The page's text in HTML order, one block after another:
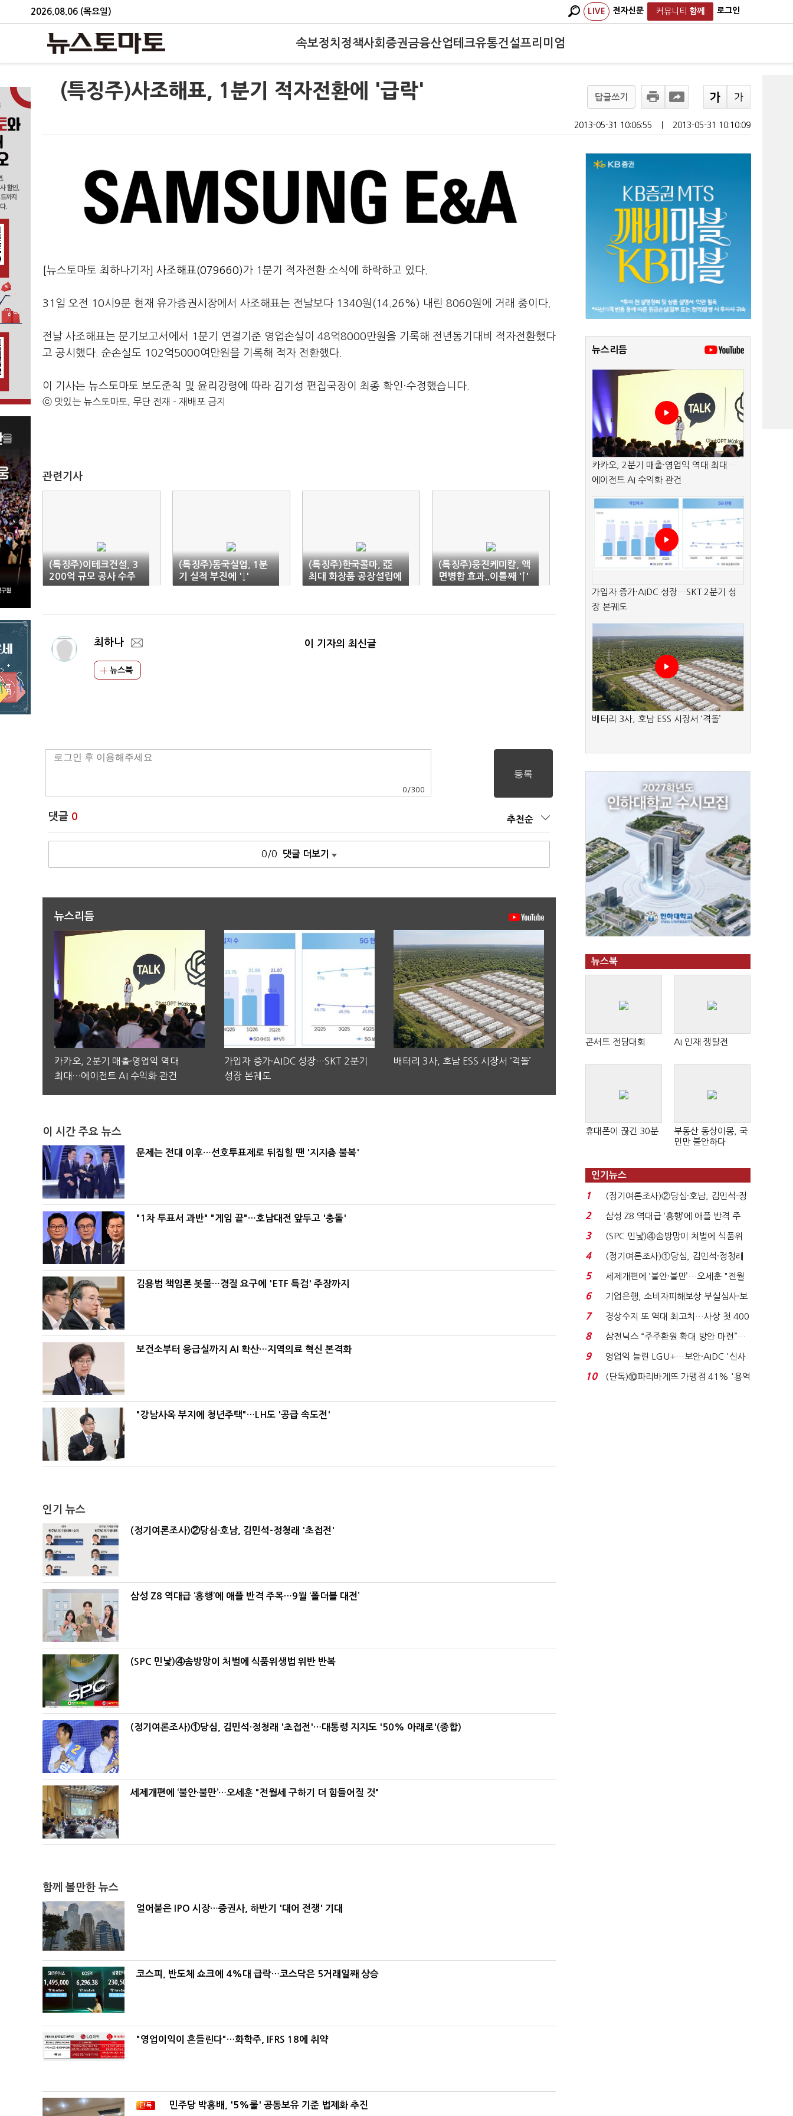
2026.08.06 (목요일) LIVE 전자신문 커뮤니티 함께 로그인
속보정치 정책사회 증권금융산업테크유통건설프리미엄
(특징주)사조해표, 1분기 적자전환에 '급락' 답글쓰기
2013-05-31 10:06:55 2013-05-31 10:10:09
[뉴스토마토 최하나기자] 사조해표(079660)가 1분기 적자전환 소식에 하락하고 있다.
31일 오전 10시9분 현재 유가증권시장에서 사조해표는 전날보다 1340원(14.26%) 내린 8060원에 거래 중이다.
전날 사조해표는 분기보고서에서 1분기 연결기준 영업손실이 48억8000만원을 기록해 전년동기대비 적자전환했다
고 공시했다. 순손실도 102억5000여만원을 기록해 적자 전환했다.
이 기사는 뉴스토마토 보도준칙 및 윤리강령에 따라 김기성 편집국장이 최종 확인·수정했습니다.
ⓒ 맛있는 뉴스토마토, 무단 전재 - 재배포 금지
관련기사
(특징주)이테크건설, 3
200억 규모 공사 수주
에 '↑'
(특징주)동국실업, 1분
기 실적 부진에 '↓'
(특징주)한국콜마, 亞
최대 화장품 공장설립에
'↑'
(특징주)웅진케미칼, 액
면병합 효과..이틀째 '↑'
최하나
뉴스북
이 기자의 최신글
0 /300
댓글 0 추천순
0/0 댓글 더보기
뉴스리듬
카카오, 2분기 매출·영업익 역대
최대…에이전트 AI 수익화 관건
가입자 증가·AIDC 성장…SKT 2분기
성장 본궤도
배터리 3사, 호남 ESS 시장서 ‘격돌’
이 시간 주요 뉴스
문제는 전대 이후…선호투표제로 뒤집힐 땐 '지지층 불복'
"1차 투표서 과반" "게임 끝"…호남대전 앞두고 '충돌'
김용범 책임론 봇물…경질 요구에 'ETF 특검' 주장까지
보건소부터 응급실까지 AI 확산…지역의료 혁신 본격화
"강남사옥 부지에 청년주택"…LH도 '공급 속도전'
인기 뉴스
(정기여론조사)②당심·호남, 김민석-정청래 '초접전'
삼성 Z8 역대급 ‘흥행’에 애플 반격 주목…9월 ‘폴더블 대전’
(SPC 민낯)④솜방망이 처벌에 식품위생법 위반 반복
(정기여론조사)①당심, 김민석·정청래 '초접전'…대통령 지지도 '50% 아래로'(종합)
세제개편에 ‘불안·불만’…오세훈 "전월세 구하기 더 힘들어질 것"
함께 볼만한 뉴스
얼어붙은 IPO 시장…증권사, 하반기 '대어 전쟁' 기대
코스피, 반도체 쇼크에 4%대 급락…코스닥은 5거래일째 상승
"영업이익이 흔들린다"…화학주, IFRS 18에 취약
민주당 박홍배, '5%룰' 공동보유 기준 법제화 추진
뉴스리듬
카카오, 2분기 매출·영업익 역대 최대…
에이전트 AI 수익화 관건
가입자 증가·AIDC 성장…SKT 2분기 성
장 본궤도
배터리 3사, 호남 ESS 시장서 ‘격돌’
뉴스북
콘서트 전당대회 AI 인재 쟁탈전
휴대폰이 끊긴 30분
부동산 동상이몽, 국
민만 불안하다
인기뉴스
1
(정기여론조사)②당심·호남, 김민석-정
청래 '초접전'...
2
삼성 Z8 역대급 ‘흥행’에 애플 반격 주
목…9월 ‘폴...
3
(SPC 민낯)④솜방망이 처벌에 식품위
생법 위반 반복...
4
(정기여론조사)①당심, 김민석·정청래
'초접전'…대통령 ...
5
세제개편에 ‘불안·불만’…오세훈 "전월
세 구하기 더 ...
6
기업은행, 소비자피해보상 부실심사·보
이스피싱 공시 ...
7
경상수지 또 역대 최고치…사상 첫 400
억달러에 '3% 성...
8
삼전닉스 “주주환원 확대 방안 마련”…
로이터에 성명...
9
영업익 늘린 LGU+…보안·AIDC '신사
업 드라이브'...
10
(단독)⑩파리바게뜨 가맹점 41% '용역